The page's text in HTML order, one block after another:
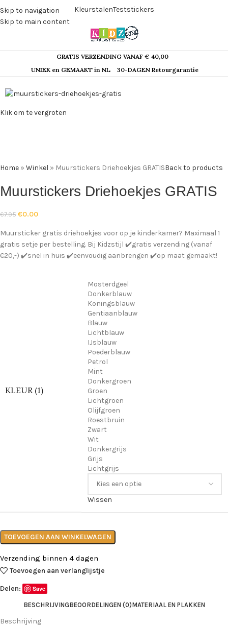
Skip to navigation
Skip to main content
KleurstalenTeststickers
GRATIS VERZENDING VANAF € 40,00
UNIEK en GEMAAKT in NL
30-DAGEN Retourgarantie
Klik om te vergroten
Home » Winkel » Muurstickers Driehoekjes GRATISBack to products
Muurstickers Driehoekjes GRATIS
€7.95 €0.00
Muursticker gratis driehoekjes voor op je kinderkamer? Maximaal 1
gratis setje per bestelling. Bij Kidzstijl ✔️gratis verzending (vanaf
€20,-) ✔️snel in huis ✔️eenvoudig aanbrengen ✔️op maat gemaakt!
KLEUR (1)
Mosterdgeel
Donkerblauw
Koningsblauw
Gentiaanblauw
Blauw
Lichtblauw
IJsblauw
Poederblauw
Petrol
Mint
Donkergroen
Groen
Lichtgroen
Olijfgroen
Roestbruin
Zwart
Wit
Donkergrijs
Grijs
Lichtgrijs
Wissen
TOEVOEGEN AAN WINKELWAGEN
Verzending binnen 4 dagen
Toevoegen aan verlanglijstje
Delen: Save
BESCHRIJVINGBEOORDELINGEN (0)MATERIAAL EN PLAKKEN
Beschrijving